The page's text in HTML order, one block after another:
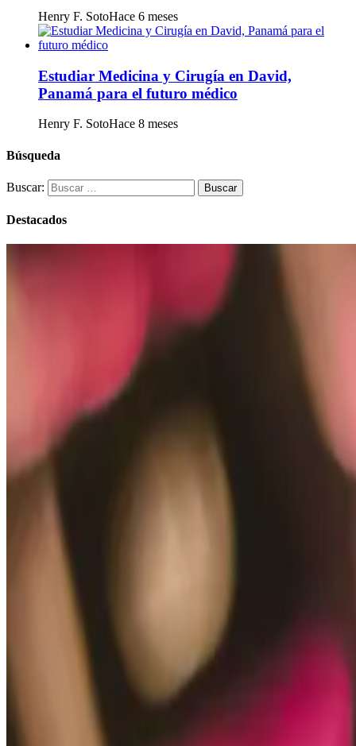
Henry F. SotoHace 6 meses
Estudiar Medicina y Cirugía en David,
Panamá para el futuro médico
Henry F. SotoHace 8 meses
Búsqueda
Buscar:
Destacados